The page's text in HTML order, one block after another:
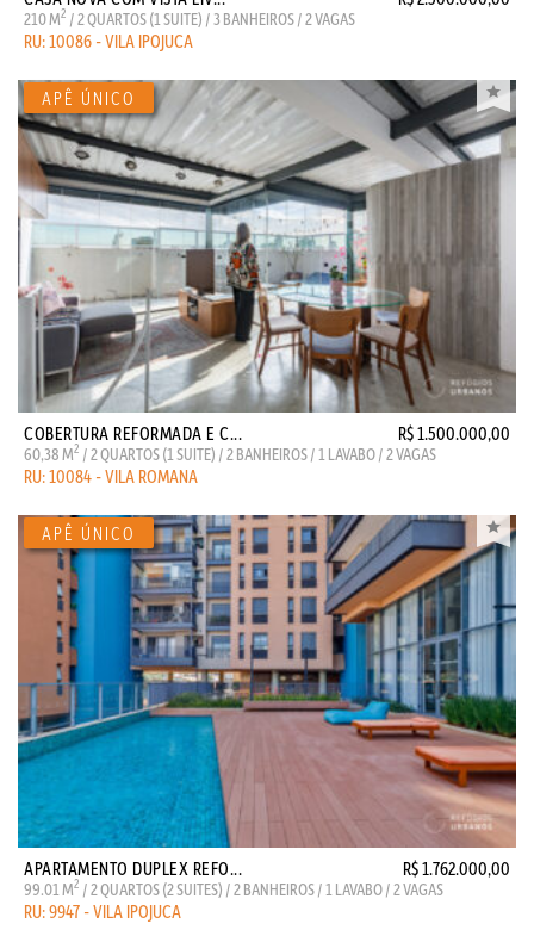
210 M2 / 2 QUARTOS (1 SUITE) / 3 BANHEIROS / 2 VAGAS
RU: 10086 - VILA IPOJUCA
COBERTURA REFORMADA E C... R$ 1.500.000,00
60,38 M2 / 2 QUARTOS (1 SUITE) / 2 BANHEIROS / 1 LAVABO / 2 VAGAS
RU: 10084 - VILA ROMANA
APARTAMENTO DUPLEX REFO... R$ 1.762.000,00
99.01 M2 / 2 QUARTOS (2 SUITES) / 2 BANHEIROS / 1 LAVABO / 2 VAGAS
RU: 9947 - VILA IPOJUCA